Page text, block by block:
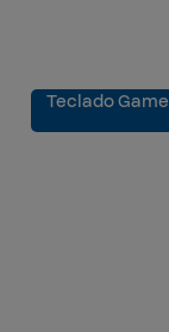
Teclado